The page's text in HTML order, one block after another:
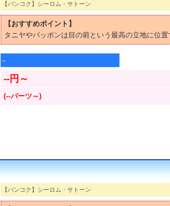
【バンコク】シーロム・サトーン
【おすすめポイント】
タニヤやパッポンは目の前という最高の立地に位
--
--円～
(--バーツ～)
【バンコク】シーロム・サトーン